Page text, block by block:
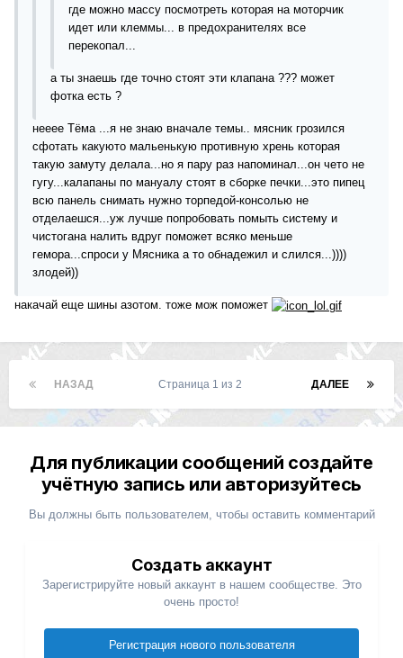
где можно массу посмотреть которая на моторчик
идет или клеммы... в предохранителях все
перекопал...
а ты знаешь где точно стоят эти клапана ??? может
фотка есть ?
нееее Тёма ...я не знаю вначале темы.. мясник грозился
сфотать какуюто мальенькую противную хрень которая
такую замуту делала...но я пару раз напоминал...он чето не
гугу...калапаны по мануалу стоят в сборке печки...это пипец
всю панель снимать нужно торпедой-консолью не
отделаешся...уж лучше попробовать помыть систему и
чистогана налить вдруг поможет всяко меньше
гемора...спроси у Мясника а то обнадежил и слился...))))
злодей))
накачай еще шины азотом. тоже мож поможет
НАЗАД ДАЛЕЕ
Страница 1 из 2
Для публикации сообщений создайте
учётную запись или авторизуйтесь
Вы должны быть пользователем, чтобы оставить комментарий
Создать аккаунт
Зарегистрируйте новый аккаунт в нашем сообществе. Это
очень просто!
Регистрация нового пользователя